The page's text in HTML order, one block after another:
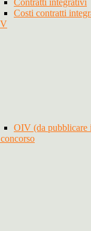
Contratti integrativi
Costi contratti
OIV (da pubblicare